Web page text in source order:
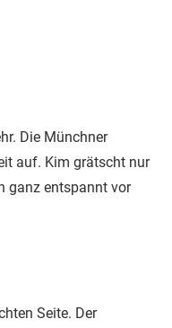
Die Münchner
auf. Kim grätscht nur
ganz entspannt vor
Seite. Der